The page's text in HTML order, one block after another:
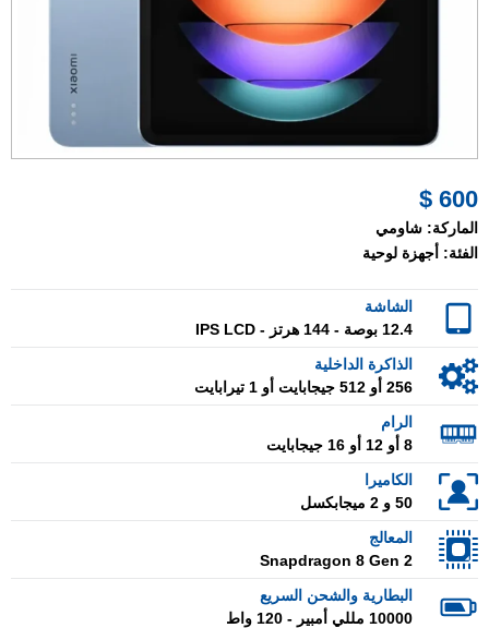
600 $
الماركة: شاومي
الفئة: أجهزة لوحية
الشاشة
12.4 بوصة - 144 هرتز - IPS LCD
الذاكرة الداخلية
256 أو 512 جيجابايت أو 1 تيرابايت
الرام
8 أو 12 أو 16 جيجابايت
الكاميرا
50 و 2 ميجابكسل
المعالج
Snapdragon 8 Gen 2
البطارية والشحن السريع
10000 مللي أمبير - 120 واط